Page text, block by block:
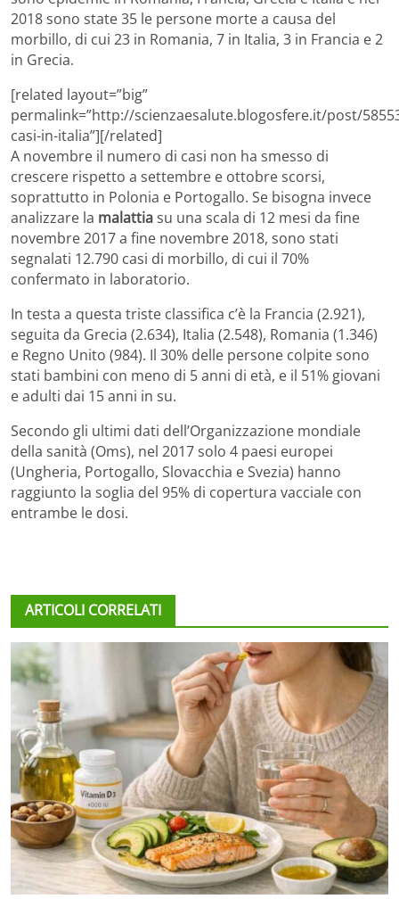
2018 sono state 35 le persone morte a causa del
morbillo, di cui 23 in Romania, 7 in Italia, 3 in Francia e 2
in Grecia.
[related layout=”big”
permalink=”http://scienzaesalute.blogosfere.it/post/
casi-in-italia”][/related]
A novembre il numero di casi non ha smesso di
crescere rispetto a settembre e ottobre scorsi,
soprattutto in Polonia e Portogallo. Se bisogna invece
analizzare la malattiasu una scala di 12 mesi da fine
novembre 2017 a fine novembre 2018, sono stati
segnalati 12.790 casi di morbillo, di cui il 70%
confermato in laboratorio.
In testa a questa triste classifica c’è la Francia (2.921),
seguita da Grecia (2.634), Italia (2.548), Romania (1.346)
e Regno Unito (984). Il 30% delle persone colpite sono
stati bambini con meno di 5 anni di età, e il 51% giovani
e adulti dai 15 anni in su.
Secondo gli ultimi dati dell’Organizzazione mondiale
della sanità (Oms), nel 2017 solo 4 paesi europei
(Ungheria, Portogallo, Slovacchia e Svezia) hanno
raggiunto la soglia del 95% di copertura vacciale con
entrambe le dosi.
ARTICOLI CORRELATI